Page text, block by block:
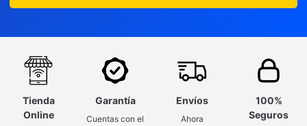
Tienda
Online
Garantía
Cuentas con el
Envíos
Ahora
100%
Seguros